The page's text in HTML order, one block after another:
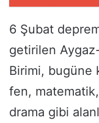
6 Şubat
getirilen
Birimi, bugüne
fen,
drama gibi